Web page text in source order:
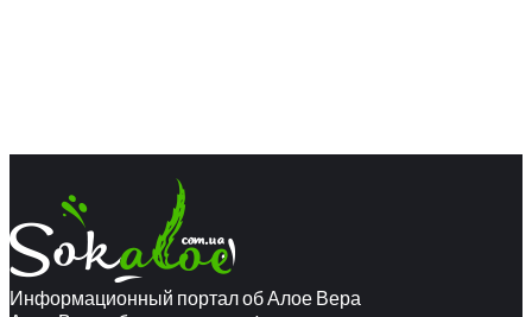
Информационный портал об Алое Вера